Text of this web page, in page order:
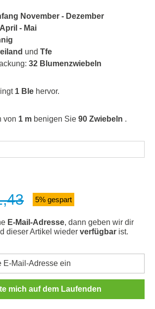
November - Dezember
- Mai
und Tfe
32 Blumenzwiebeln
1 Ble hervor.
von 1 m benigen Sie 90 Zwiebeln .
5% gespart
E-Mail-Adresse, dann geben wir dir
dieser Artikel wieder verfügbar ist.
mich auf dem Laufenden